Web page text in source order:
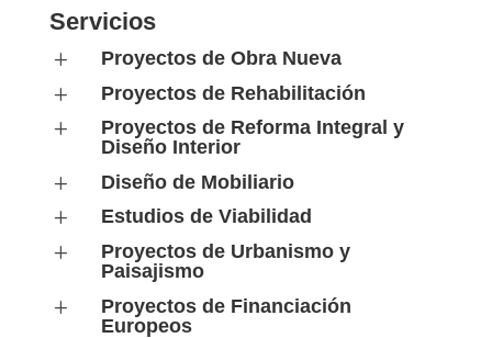
Servicios
L
Proyectos de Obra Nueva
L
Proyectos de Rehabilitación
L
Proyectos de Reforma Integral y
Diseño Interior
L
Diseño de Mobiliario
L
Estudios de Viabilidad
L
Proyectos de Urbanismo y
Paisajismo
L
Proyectos de Financiación
Europeos